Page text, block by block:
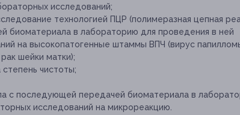
исследований;
технологией ПЦР (полимеразная цепная
биоматериала в лабораторию для проведения в ней
на высокопатогенные штаммы ВПЧ (вирус
шейки матки);
чистоты;
с последующей передачей биоматериала в
исследований на микрореакцию.